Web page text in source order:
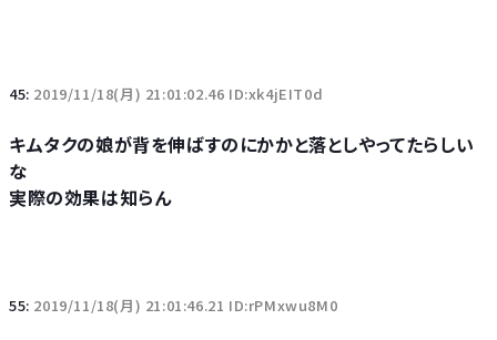
45: 2019/11/18(月) 21:01:02.46 ID:xk4jEIT0d
キムタクの娘が背を伸ばすのにかかと落としやってたらしい
な
実際の効果は知らん
55: 2019/11/18(月) 21:01:46.21 ID:rPMxwu8M0